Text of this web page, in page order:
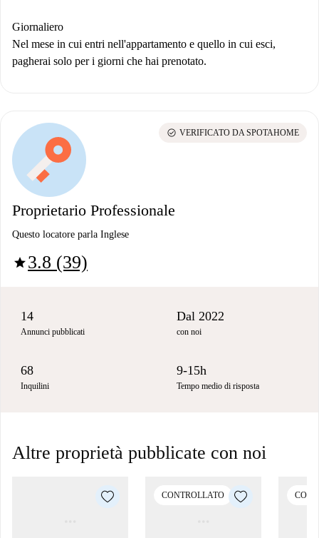
Giornaliero
Nel mese in cui entri nell'appartamento e quello in cui esci,
pagherai solo per i giorni che hai prenotato.
Proprietario Professionale
Questo locatore parla Inglese
star3.8 (39)
check_circle VERIFICATO DA SPOTAHOME
14
Annunci pubblicati
Dal 2022
con noi
68
Inquilini
9-15h
Tempo medio di risposta
Altre proprietà pubblicate con noi
CONTROLLATO